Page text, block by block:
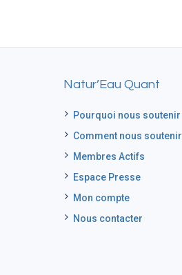
Natur’Eau Quant
Pourquoi nous soutenir
Comment nous soutenir
Membres Actifs
Espace Presse
Mon compte
Nous contacter